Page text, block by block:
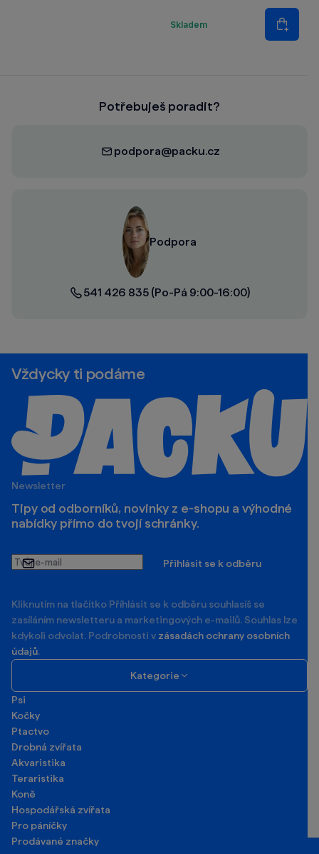
Skladem
Množství
Do
Potřebuješ poradit?
podpora@packu.cz
Podpora
541 426 835 (Po-Pá 9:00-16:00)
Vždycky ti podáme
Newsletter
Tipy od odborníků, novinky z e‑shopu a výhodné
nabídky přímo do tvojí schránky.
Tvůj
e-
Přihlásit se k odběru
Kliknutím na tlačítko Příhlásit se k odběru souhlasíš se
zasíláním newsletteru a marketingových e-mailů. Souhlas lze
kdykoli odvolat. Podrobnosti v zásadách ochrany osobních
údajů.
Kategorie
Psi
Kočky
Ptactvo
Drobná zvířata
Akvaristika
Teraristika
Koně
Hospodářská zvířata
Pro páníčky
Prodávané značky